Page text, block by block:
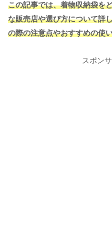
この記事では、着物収納袋を
な販売店や選び方について詳
の際の注意点やおすすめの使
スポン